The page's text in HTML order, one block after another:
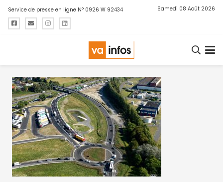
Service de presse en ligne N° 0926 W 92434 Samedi 08 Août 2026